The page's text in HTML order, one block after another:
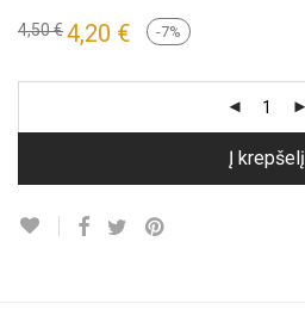
4,50€ Original
price
4,50 €.
4,20 € Current
price
4,20 €.
-7%
Į krepšelį